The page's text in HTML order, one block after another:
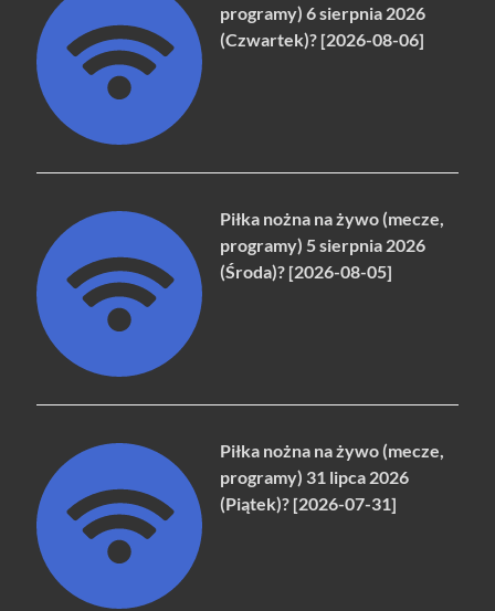
programy) 6 sierpnia 2026
(Czwartek)? [2026-08-06]
Piłka nożna na żywo (mecze,
programy) 5 sierpnia 2026
(Środa)? [2026-08-05]
Piłka nożna na żywo (mecze,
programy) 31 lipca 2026
(Piątek)? [2026-07-31]